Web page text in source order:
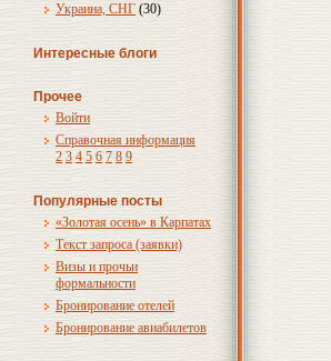
Украина, СНГ (30)
Интересные блоги
Прочее
Войти
Справочная информация
2 3 4 5 6 7 8 9
Популярные посты
«Золотая осень» в Карпатах
Текст запроса (заявки)
Визы и прочьи
формальности
Бронирование отелей
Бронирование авиабилетов